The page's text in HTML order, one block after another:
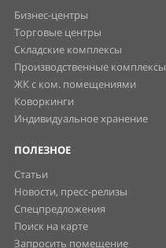
Бизнес-центры
Торговые центры
Складские комплексы
Производственные комплексы
ЖК с ком. помещениями
Коворкинги
Индивидуальное хранение
ПОЛЕЗНОЕ
Статьи
Новости, пресс-релизы
Спецпредложения
Поиск на карте
Запросить помещение